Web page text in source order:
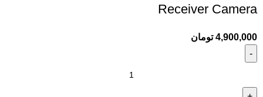
Receiver Camera
4,900,000 تومان